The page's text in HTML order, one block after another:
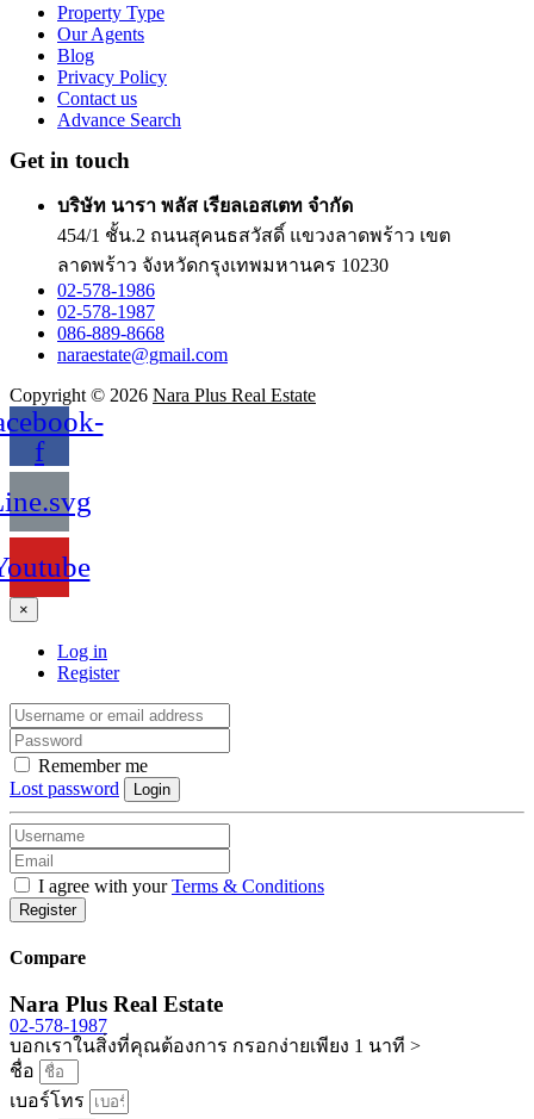
Property Type
Our Agents
Blog
Privacy Policy
Contact us
Advance Search
Get in touch
บริษัท นารา พลัส เรียลเอสเตท จำกัด
454/1 ชั้น.2 ถนนสุคนธสวัสดิ์ แขวงลาดพร้าว เขต
ลาดพร้าว จังหวัดกรุงเทพมหานคร 10230
02-578-1986
02-578-1987
086-889-8668
naraestate@gmail.com
Copyright © 2026 Nara Plus Real Estate
f
×
Log in
Register
Remember me
Lost password
Login
I agree with yourTerms & Conditions
Register
Compare
Nara Plus Real Estate
02-578-1987
บอกเราในสิ่งที่คุณต้องการ กรอกง่ายเพียง 1 นาที >
ชื่อ
เบอร์โทร